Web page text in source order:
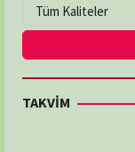
TAKVİM